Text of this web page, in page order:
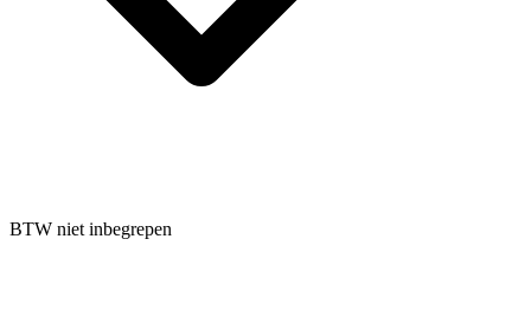
BTW niet inbegrepen